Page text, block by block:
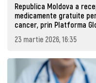
Republica Moldova a
medicamente gratuite
cancer, prin Platforma
23 martie 2026, 16:35